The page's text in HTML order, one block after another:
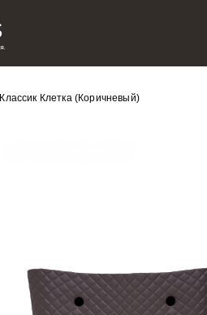
Классик Клетка (Коричневый)